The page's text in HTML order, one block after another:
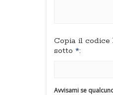
Copia il codice
sotto *:
Avvisami se